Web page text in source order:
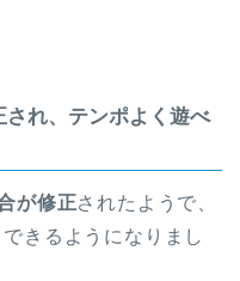
れ、テンポよく遊べ
が修正されたようで、
きるようになりまし